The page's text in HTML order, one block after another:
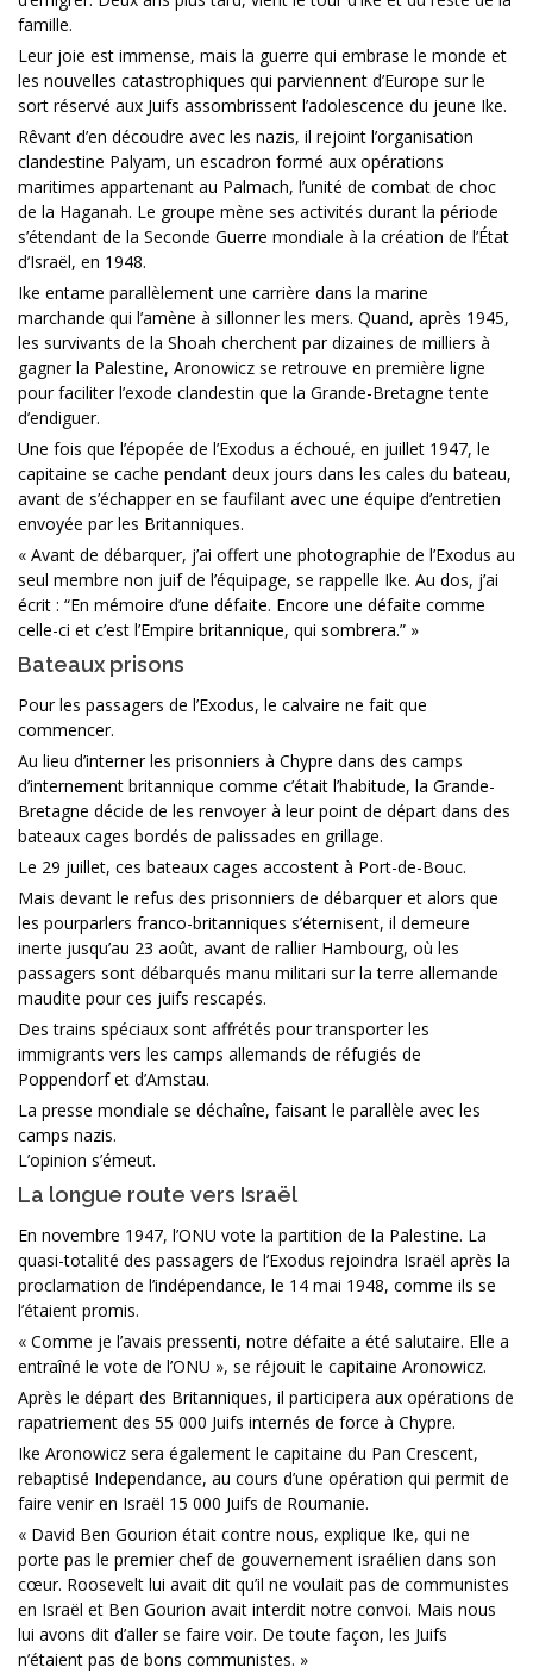
famille.
Leur joie est immense, mais la guerre qui embrase le monde et
les nouvelles catastrophiques qui parviennent d’Europe sur le
sort réservé aux Juifs assombrissent l’adolescence du jeune Ike.
Rêvant d’en découdre avec les nazis, il rejoint l’organisation
clandestine Palyam, un escadron formé aux opérations
maritimes appartenant au Palmach, l’unité de combat de choc
de la Haganah. Le groupe mène ses activités durant la période
s’étendant de la Seconde Guerre mondiale à la création de l’État
d’Israël, en 1948.
Ike entame parallèlement une carrière dans la marine
marchande qui l’amène à sillonner les mers. Quand, après 1945,
les survivants de la Shoah cherchent par dizaines de milliers à
gagner la Palestine, Aronowicz se retrouve en première ligne
pour faciliter l’exode clandestin que la Grande-Bretagne tente
d’endiguer.
Une fois que l’épopée de l’Exodus a échoué, en juillet 1947, le
capitaine se cache pendant deux jours dans les cales du bateau,
avant de s’échapper en se faufilant avec une équipe d’entretien
envoyée par les Britanniques.
« Avant de débarquer, j’ai offert une photographie de l’Exodus au
seul membre non juif de l’équipage, se rappelle Ike. Au dos, j’ai
écrit : “En mémoire d’une défaite. Encore une défaite comme
celle-ci et c’est l’Empire britannique, qui sombrera.” »
Bateaux prisons
Pour les passagers de l’Exodus, le calvaire ne fait que
commencer.
Au lieu d’interner les prisonniers à Chypre dans des camps
d’internement britannique comme c’était l’habitude, la Grande-
Bretagne décide de les renvoyer à leur point de départ dans des
bateaux cages bordés de palissades en grillage.
Le 29 juillet, ces bateaux cages accostent à Port-de-Bouc.
Mais devant le refus des prisonniers de débarquer et alors que
les pourparlers franco-britanniques s’éternisent, il demeure
inerte jusqu’au 23 août, avant de rallier Hambourg, où les
passagers sont débarqués manu militari sur la terre allemande
maudite pour ces juifs rescapés.
Des trains spéciaux sont affrétés pour transporter les
immigrants vers les camps allemands de réfugiés de
Poppendorf et d’Amstau.
La presse mondiale se déchaîne, faisant le parallèle avec les
camps nazis.
L’opinion s’émeut.
La longue route vers Israël
En novembre 1947, l’ONU vote la partition de la Palestine. La
quasi-totalité des passagers de l’Exodus rejoindra Israël après la
proclamation de l’indépendance, le 14 mai 1948, comme ils se
l’étaient promis.
« Comme je l’avais pressenti, notre défaite a été salutaire. Elle a
entraîné le vote de l’ONU », se réjouit le capitaine Aronowicz.
Après le départ des Britanniques, il participera aux opérations de
rapatriement des 55 000 Juifs internés de force à Chypre.
Ike Aronowicz sera également le capitaine du Pan Crescent,
rebaptisé Independance, au cours d’une opération qui permit de
faire venir en Israël 15 000 Juifs de Roumanie.
« David Ben Gourion était contre nous, explique Ike, qui ne
porte pas le premier chef de gouvernement israélien dans son
cœur. Roosevelt lui avait dit qu’il ne voulait pas de communistes
en Israël et Ben Gourion avait interdit notre convoi. Mais nous
lui avons dit d’aller se faire voir. De toute façon, les Juifs
n’étaient pas de bons communistes. »